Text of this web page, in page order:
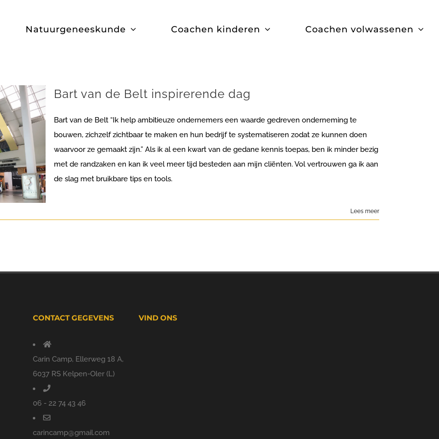
Natuurgeneeskunde Coachen kinderen Coachen volwassenen
Bart van de Belt inspirerende dag
Bart van de Belt “Ik help ambitieuze ondernemers een waarde gedreven onderneming te
bouwen, zichzelf zichtbaar te maken en hun bedrijf te systematiseren zodat ze kunnen doen
waarvoor ze gemaakt zijn.” Als ik al een kwart van de gedane kennis toepas, ben ik minder bezig
met de randzaken en kan ik veel meer tijd besteden aan mijn cliënten. Vol vertrouwen ga ik aan
de slag met bruikbare tips en tools.
Lees meer
CONTACT GEGEVENS
Carin Camp, Ellerweg 18 A,
6037 RS Kelpen-Oler (L)
06 - 22 74 43 46
carincamp@gmail.com
VIND ONS